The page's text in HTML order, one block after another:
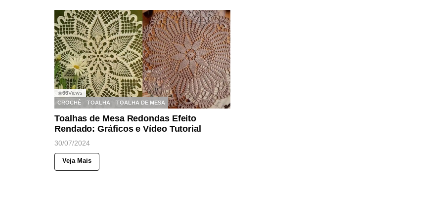
◉66Views
CROCHÊ
TOALHA TOALHA DE MESA
Toalhas de Mesa Redondas Efeito
Rendado: Gráficos e Vídeo Tutorial
30/07/2024
Veja Mais